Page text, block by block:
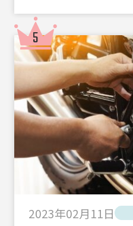
2023年02月11日